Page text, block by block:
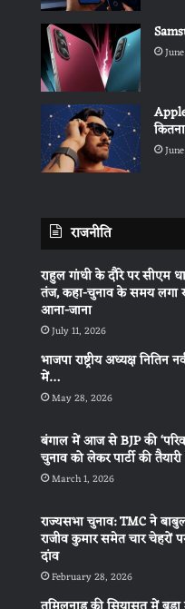
राजनीति
राहुल गांधी के दौरे पर सीएम
तंज, कहा-चुनाव के समय लगा
आना-जाना
July 11, 2026
भाजपा राष्ट्रीय अध्यक्ष
में…
May 28, 2026
बंगाल में आज से BJP की
चुनाव को लेकर पार्टी की तैयारी
March 1, 2026
राज्यसभा चुनाव: TMC ने
राजीव कुमार समेत चार चेहरों
दांव
February 28, 2026